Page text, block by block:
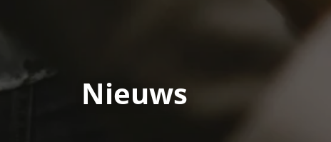
Nieuws